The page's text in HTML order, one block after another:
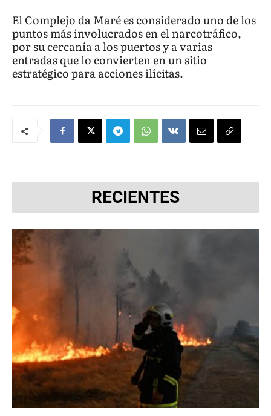
El Complejo da Maré es considerado uno de los
puntos más involucrados en el narcotráfico,
por su cercanía a los puertos y a varias
entradas que lo convierten en un sitio
estratégico para acciones ilícitas.
RECIENTES